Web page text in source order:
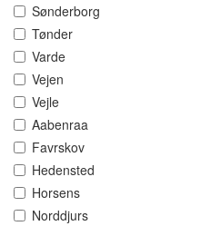
Sønderborg
Tønder
Varde
Vejen
Vejle
Aabenraa
Favrskov
Hedensted
Horsens
Norddjurs